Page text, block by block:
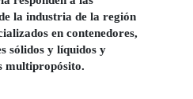
la industria de la región
en contenedores,
sólidos y líquidos y
multipropósito.